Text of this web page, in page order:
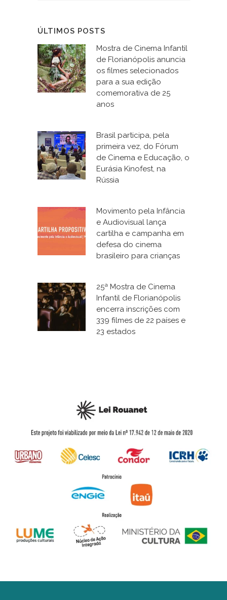
ÚLTIMOS POSTS
Mostra de Cinema Infantil
de Florianópolis anuncia
os filmes selecionados
para a sua edição
comemorativa de 25
anos
Brasil participa, pela
primeira vez, do Fórum
de Cinema e Educação, o
Eurásia Kinofest, na
Rússia
Movimento pela Infância
e Audiovisual lança
cartilha e campanha em
defesa do cinema
brasileiro para crianças
25ª Mostra de Cinema
Infantil de Florianópolis
encerra inscrições com
339 filmes de 22 países e
23 estados